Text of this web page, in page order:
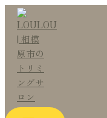
内
Main
Menu
Post
navigation
こ
こ
に
入
力…
名
前
*
メ
ー
ル
*
サ
イ
ト